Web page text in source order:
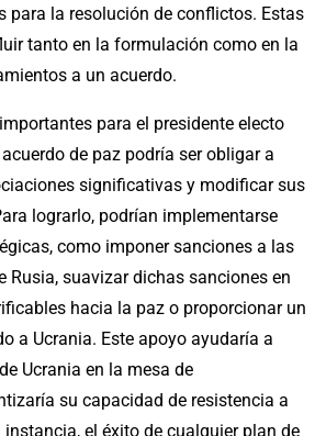
para la resolución de conflictos. Estas
tanto en la formulación como en la
a un acuerdo.
para el presidente electo
de paz podría ser obligar a
significativas y modificar sus
lograrlo, podrían implementarse
como imponer sanciones a las
Rusia, suavizar dichas sanciones en
hacia la paz o proporcionar un
a Ucrania. Este apoyo ayudaría a
Ucrania en la mesa de
su capacidad de resistencia a
el éxito de cualquier plan de